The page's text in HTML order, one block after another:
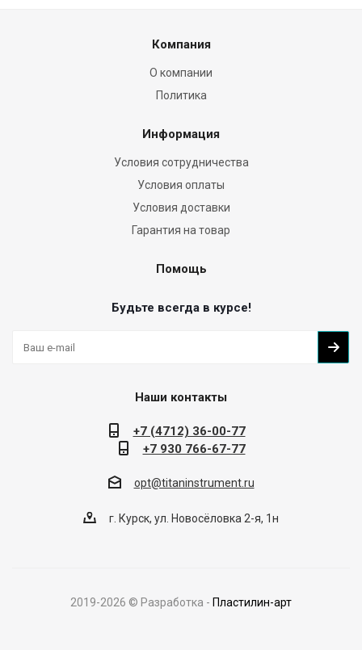
Компания
О компании
Политика
Информация
Условия сотрудничества
Условия оплаты
Условия доставки
Гарантия на товар
Помощь
Будьте всегда в курсе!
Наши контакты
+7 (4712) 36-00-77
+7 930 766-67-77
opt@titaninstrument.ru
г. Курск, ул. Новосёловка 2-я, 1н
2019-2026 © Разработка - Пластилин-арт